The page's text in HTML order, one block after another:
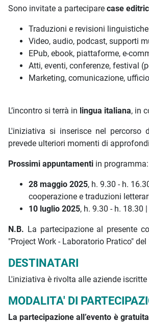
Sono invitate a partecipare case
Traduzioni e revisioni linguistiche
Video, audio, podcast, supporti
EPub, ebook, piattaforme, e-
Atti, eventi, conferenze, festival
Marketing, comunicazione,
L’incontro si terrà in lingua italiana, in
L'iniziativa si inserisce nel percorso
prevede ulteriori momenti di
Prossimi appuntamenti in programma:
28 maggio 2025, h. 9.30 - h.
cooperazione e traduzioni
10 luglio 2025, h. 9.30 - h. 18.30
N.B. La partecipazione al presente
"Project Work - Laboratorio Pratico"
DESTINATARI
L'iniziativa è rivolta alle aziende
MODALITA' DI
La partecipazione all’evento è